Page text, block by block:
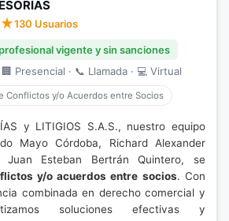
130 Usuarios
vigente y sin sanciones
🏢 Presencial · 📞 Llamada · 💻 Virtual
Conflictos y/o Acuerdos entre Socios
y LITIGIOS S.A.S., nuestro equipo
Mayo Córdoba, Richard Alexander
Esteban Bertrán Quintero, se
y/o acuerdos entre socios. Con
combinada en derecho comercial y
soluciones efectivas y